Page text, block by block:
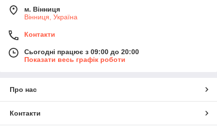
м. Вінниця
Вінниця, Україна
Контакти
Сьогодні працює з 09:00 до 20:00
Показати весь графік роботи
Про нас
Контакти